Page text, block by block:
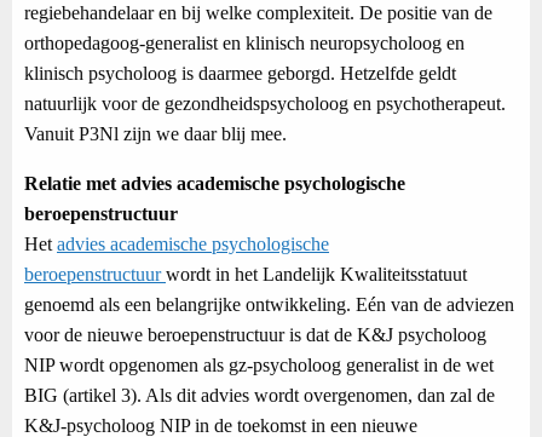
regiebehandelaar en bij welke complexiteit. De positie van de
orthopedagoog-generalist en klinisch neuropsycholoog en
klinisch psycholoog is daarmee geborgd. Hetzelfde geldt
natuurlijk voor de gezondheidspsycholoog en psychotherapeut.
Vanuit P3Nl zijn we daar blij mee.
Relatie met advies academische psychologische
beroepenstructuur
Het advies academische psychologische
beroepenstructuurwordt in het Landelijk Kwaliteitsstatuut
genoemd als een belangrijke ontwikkeling. Eén van de adviezen
voor de nieuwe beroepenstructuur is dat de K&J psycholoog
NIP wordt opgenomen als gz-psycholoog generalist in de wet
BIG (artikel 3). Als dit advies wordt overgenomen, dan zal de
K&J-psycholoog NIP in de toekomst in een nieuwe